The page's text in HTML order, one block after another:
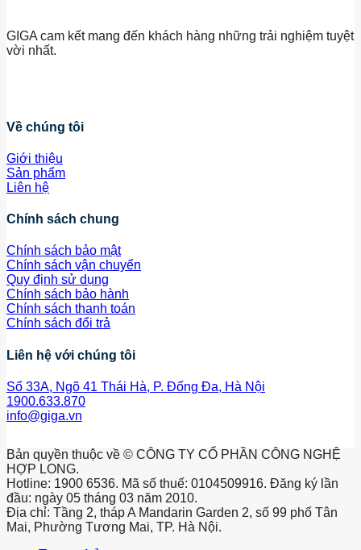
GIGA cam kết mang đến khách hàng những trải nghiệm tuyệt
vời nhất.
Về chúng tôi
Giới thiệu
Sản phẩm
Liên hệ
Chính sách chung
Chính sách bảo mật
Chính sách vận chuyển
Quy định sử dụng
Chính sách bảo hành
Chính sách thanh toán
Chính sách đổi trả
Liên hệ với chúng tôi
Số 33A, Ngõ 41 Thái Hà, P. Đống Đa, Hà Nội
1900.633.870
info@giga.vn
Bản quyền thuộc về © CÔNG TY CỔ PHẦN CÔNG NGHỆ
HỢP LONG.
Hotline: 1900 6536. Mã số thuế: 0104509916. Đăng ký lần
đầu: ngày 05 tháng 03 năm 2010.
Địa chỉ: Tầng 2, tháp A Mandarin Garden 2, số 99 phố Tân
Mai, Phường Tương Mai, TP. Hà Nội.